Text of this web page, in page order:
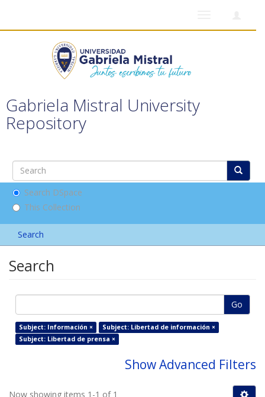
Gabriela Mistral University
Repository
Search DSpace
This Collection
Search
Search
Go
Subject: Información ×
Subject: Libertad de información ×
Subject: Libertad de prensa ×
Show Advanced Filters
Now showing items 1-1 of 1